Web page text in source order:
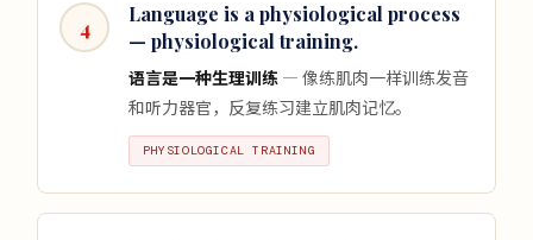
4
Language is a physiological process
— physiological training.
语言是一种生理训练 — 像练肌肉一样训练发音
和听力器官，反复练习建立肌肉记忆。
PHYSIOLOGICAL TRAINING